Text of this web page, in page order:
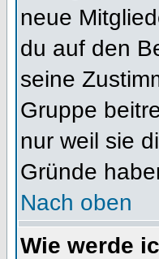
neue
du auf den
seine
Gruppe
nur weil sie
Gründe
Nach oben
Wie werde